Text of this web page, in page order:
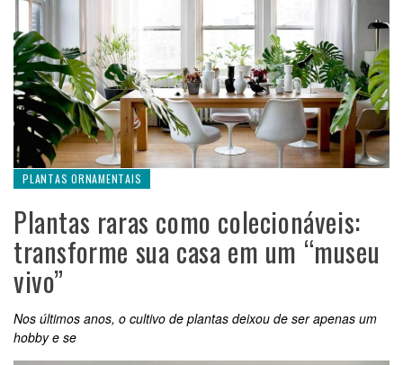
PLANTAS ORNAMENTAIS
Plantas raras como colecionáveis:
transforme sua casa em um “museu
vivo”
Nos últimos anos, o cultivo de plantas deixou de ser apenas um
hobby e se